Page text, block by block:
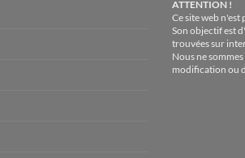
ATTENTION !
Ce site web
Son objectif est
trouvées sur
Nous ne
modification ou